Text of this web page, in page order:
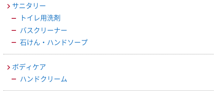
サニタリー
トイレ用洗剤
バスクリーナー
石けん・ハンドソープ
ボディケア
ハンドクリーム